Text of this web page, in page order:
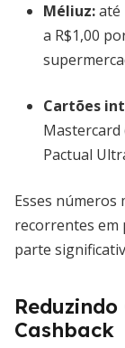
Méliuz:até
a R$1,00
Cartões
Mastercard
Pactual
Esses números
recorrentes em
parte
Cashback